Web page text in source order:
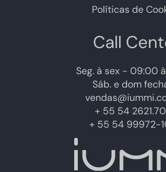
Políticas de
Call
Seg. à sex - 09:00
Sáb. e dom
+ 55 54
+ 55 54 99972-